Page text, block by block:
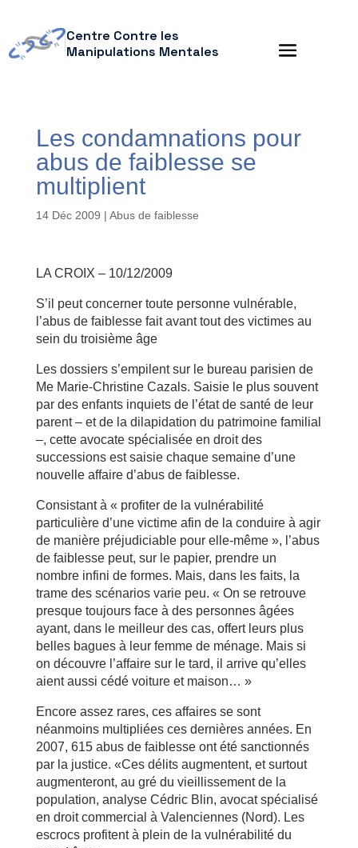
Centre Contre les
Manipulations Mentales
Les condamnations pour
abus de faiblesse se
multiplient
14 Déc 2009 | Abus de faiblesse
LA CROIX – 10/12/2009
S’il peut concerner toute personne vulnérable,
l’abus de faiblesse fait avant tout des victimes au
sein du troisième âge
Les dossiers s’empilent sur le bureau parisien de
Me Marie-Christine Cazals. Saisie le plus souvent
par des enfants inquiets de l’état de santé de leur
parent – et de la dilapidation du patrimoine familial
–, cette avocate spécialisée en droit des
successions est saisie chaque semaine d’une
nouvelle affaire d’abus de faiblesse.
Consistant à « profiter de la vulnérabilité
particulière d’une victime afin de la conduire à agir
de manière préjudiciable pour elle-même », l’abus
de faiblesse peut, sur le papier, prendre un
nombre infini de formes. Mais, dans les faits, la
trame des scénarios varie peu. « On se retrouve
presque toujours face à des personnes âgées
ayant, dans le meilleur des cas, offert leurs plus
belles bagues à leur femme de ménage. Mais si
on découvre l’affaire sur le tard, il arrive qu’elles
aient aussi cédé voiture et maison… »
Encore assez rares, ces affaires se sont
néanmoins multipliées ces dernières années. En
2007, 615 abus de faiblesse ont été sanctionnés
par la justice. «Ces délits augmentent, et surtout
augmenteront, au gré du vieillissement de la
population, analyse Cédric Blin, avocat spécialisé
en droit commercial à Valenciennes (Nord). Les
escrocs profitent à plein de la vulnérabilité du